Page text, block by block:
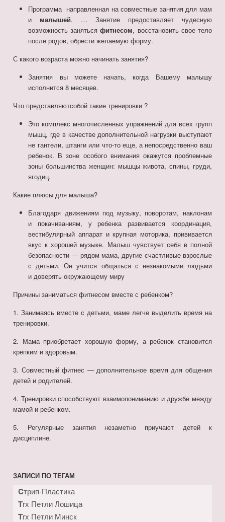
Программа направленная на совместные занятия для мам
и малышей. … Занятие предоставляет чудесную
возможность занятьсяфитнесом, восстановить свое тело
после родов, обрести желаемую форму.
С какого возраста можно начинать занятия?
Занятия вы можете начать, когда Вашему малышу
исполнится 8 месяцев.
Что представляютсобой такие тренировки ?
Это комплекс многочисленных упражнений для всех групп
мышц, где в качестве дополнительной нагрузки выступают
не гантели, штанги или что-то еще, а непосредственно ваш
ребенок. В зоне особого внимания окажутся проблемные
зоны большинства женщин: мышцы живота, спины, груди,
ягодиц.
Какие плюсы для малыша?
Благодаря движениям под музыку, поворотам, наклонам
и покачиваниям, у ребенка развивается координация,
вестибулярный аппарат и крупная моторика, прививается
вкус к хорошей музыке. Малыш чувствует себя в полной
безопасности — рядом мама, другие счастливые взрослые
с детьми. Он учится общаться с незнакомыми людьми
и доверять окружающему миру
Причины заниматься фитнесом вместе с ребенком?
1. Занимаясь вместе с детьми, маме легче выделить время на
тренировки.
2. Мама приобретает хорошую форму, а ребенок становится
крепким и здоровым.
3. Совместный фитнес — дополнительное время для общения
детей и родителей.
4. Тренировки способствуют взаимопониманию и дружбе между
мамой и ребенком.
5. Регулярные занятия незаметно приучают детей к
дисциплине.
ЗАПИСИ ПО ТЕГАМ
Cтрип-Пластика
Trx Петли Лошица
Trx Петли Минск